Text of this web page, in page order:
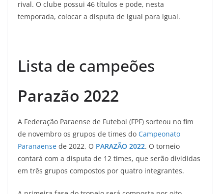
rival. O clube possui 46 títulos e pode, nesta
temporada, colocar a disputa de igual para igual.
Lista de campeões
Parazão 2022
A Federação Paraense de Futebol (FPF) sorteou no fim
de novembro os grupos de times do Campeonato
Paranaense de 2022, O PARAZÃO 2022. O torneio
contará com a disputa de 12 times, que serão divididas
em três grupos compostos por quatro integrantes.